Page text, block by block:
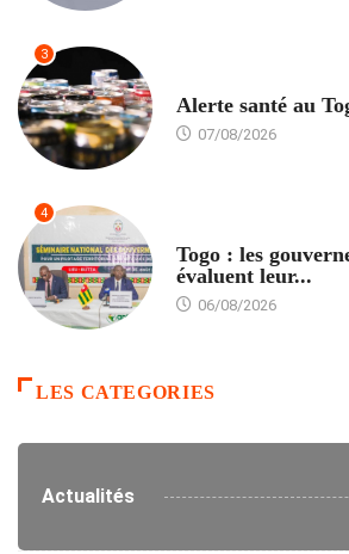
3
Alerte santé au
07/08/2026
4
Togo : les
évaluent leur...
06/08/2026
LES CATEGORIES
Actualités